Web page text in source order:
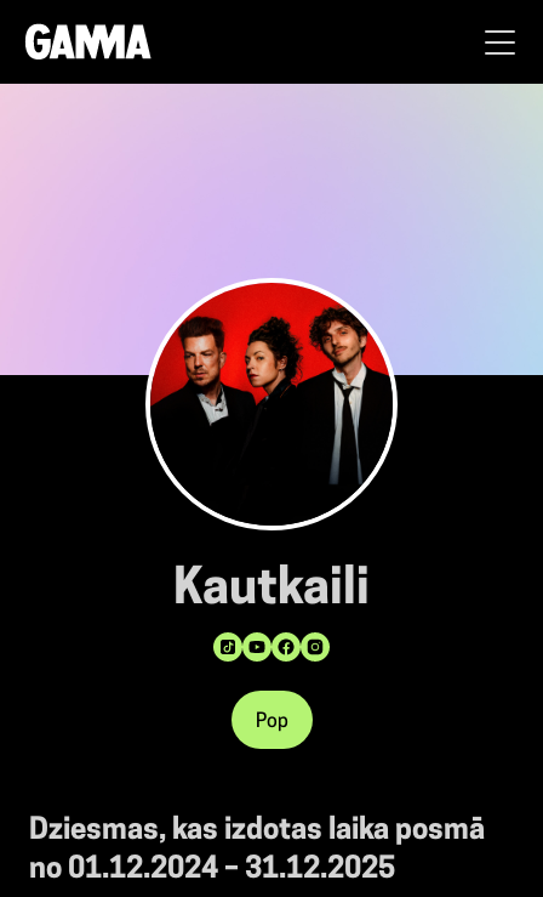
Kautkaili
Pop
Dziesmas, kas izdotas laika posmā
no 01.12.2024 – 31.12.2025